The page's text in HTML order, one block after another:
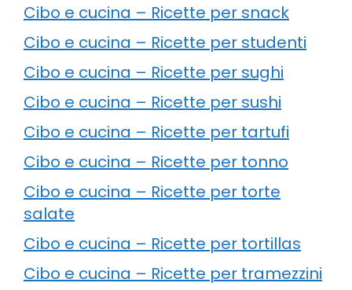
Cibo e cucina – Ricette per snack
Cibo e cucina – Ricette per studenti
Cibo e cucina – Ricette per sughi
Cibo e cucina – Ricette per sushi
Cibo e cucina – Ricette per tartufi
Cibo e cucina – Ricette per tonno
Cibo e cucina – Ricette per torte
salate
Cibo e cucina – Ricette per tortillas
Cibo e cucina – Ricette per tramezzini